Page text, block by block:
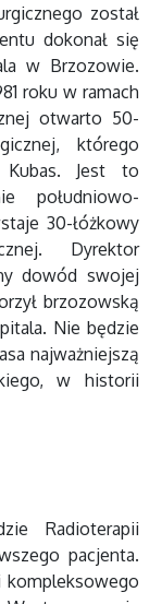
został
dokonał się
w Brzozowie.
roku w ramach
otwarto 50-
którego
Jest to
południowo-
30-łóżkowy
Dyrektor
dowód swojej
brzozowską
Nie będzie
najważniejszą
w historii
Radioterapii
pacjenta.
kompleksowego